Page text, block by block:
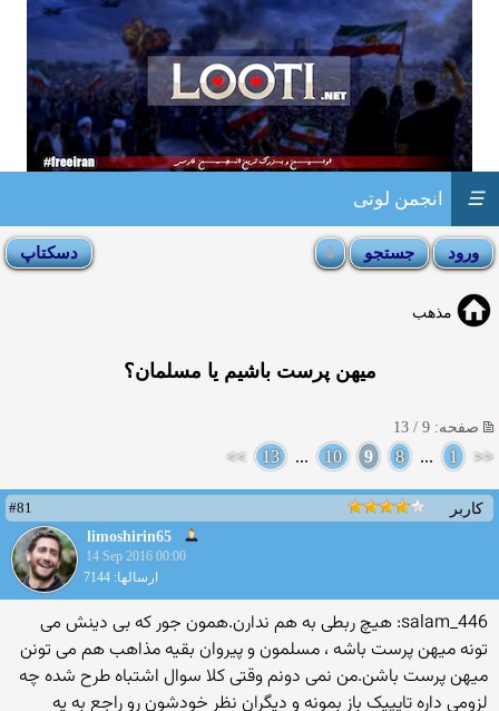
انجمن لوتی ☰
مذهب
میهن پرست باشیم یا مسلمان؟
صفحه: 9 / 13
<<
1
...
8
9
10
...
13
>>
کاربر
#81
limoshirin65
14 Sep 2016 00:00
ارسالها: 7144
salam_446: هیچ ربطی به هم ندارن.همون جور که بی دینش می
تونه میهن پرست باشه ، مسلمون و پیروان بقیه مذاهب هم می تونن
میهن پرست باشن.من نمی دونم وقتی کلا سوال اشتباه طرح شده چه
لزومی داره تایپیک باز بمونه و دیگران نظر خودشون رو راجع به یه